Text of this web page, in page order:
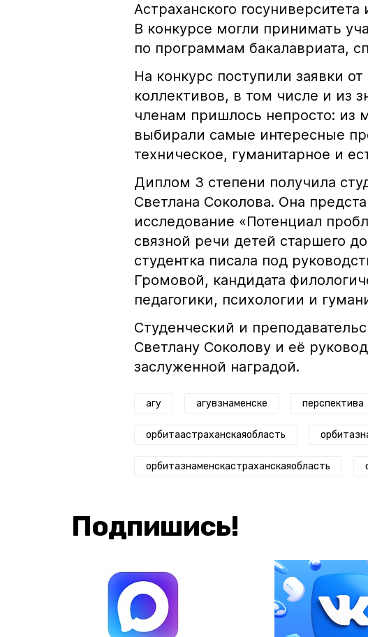
Астраханского
В конкурсе могли принимать
по программам бакалавриата,
На конкурс поступили заявки
коллективов, в том числе и из
членам пришлось непросто: из
выбирали самые интересные
техническое, гуманитарное и
Диплом 3 степени получила
Светлана Соколова. Она
исследование «Потенциал
связной речи детей старшего
студентка писала под
Громовой, кандидата
педагогики, психологии и
Студенческий и
Светлану Соколову и её
заслуженной наградой.
агу агувзнаменске перспектива
орбитаастраханскаяобласть
орбитазнаменскастраханскаяобласть
Подпишись!